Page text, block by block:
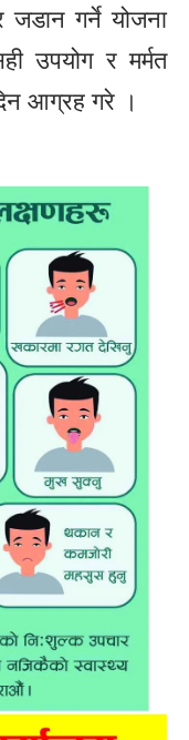
जडान गर्ने योजना
उपयोग र मर्मत
आग्रह गरे ।